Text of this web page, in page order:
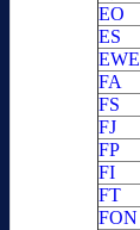
EO
ES
EWE
FA
FS
FJ
FP
FI
FT
FON